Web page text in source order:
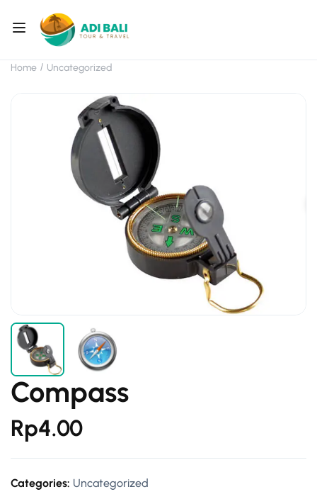
Home Uncategorized
Compass
Rp4.00
Categories: Uncategorized